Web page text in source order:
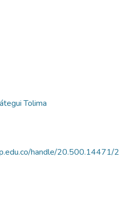
Tolima
handle/20.500.14471/2